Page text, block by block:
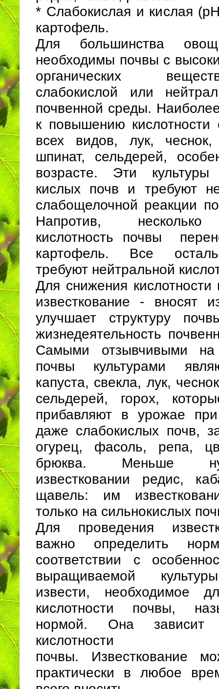
* Слабокислая и кислая
картофель.
Для большинства
необходимы почвы с
органических
слабокислой или
почвенной среды.
к повышению кислотности
всех видов, лук, чеснок,
шпинат, сельдерей,
возрасте. Эти
кислых почв и требуют
слабощелочной реакции
Напротив,
кислотность почвы
картофель. Все
требуют нейтральной
Для снижения кислотности
известкование - вносят
улучшает структуру
жизнедеятельность
Самыми отзывчивыми на
почвы культурами
капуста, свекла, лук,
сельдерей, горох,
прибавляют в урожае при
даже слабокислых почв,
огурец, фасоль, репа,
брюква. Меньше
известковании редис,
щавель: им
только на сильнокислых
Для проведения
важно определить
соответствии с
выращиваемой
извести, необходимое
кислотности почвы,
нормой. Она зависит
кислотности
почвы. Известкование
практически в любое